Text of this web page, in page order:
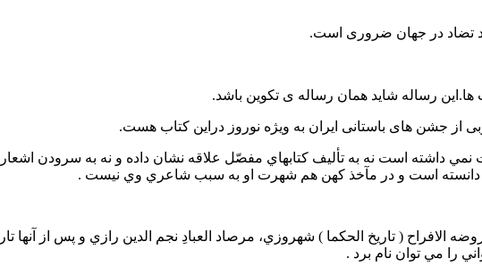
داشته است نه به تأليف كتابهاي مفصّل علاقه نشان داده و نه به سرودن
دانسته است و در مآخذ کهن هم شهرت او به سبب شاعري وي نيست .
الافراح ( تاريخ الحكما ) شهروزي، مرصاد العبادِ نجم الدين رازي و پس از آنها
را مي توان نام برد .